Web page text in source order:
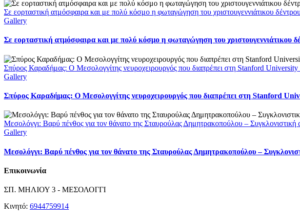
Σε εορταστική ατμόσφαιρα και με πολύ κόσμο η φωταγώγηση του χριστουγεννιάτικου
Gallery
Σε εορταστική ατμόσφαιρα και με πολύ κόσμο η φωταγώγηση του χριστουγεννιάτικου
Σπύρος Καραδήμας: Ο Μεσολογγίτης νευροχειρουργός που διαπρέπει στη Stanford
Gallery
Σπύρος Καραδήμας: Ο Μεσολογγίτης νευροχειρουργός που διαπρέπει στη Stanford
Μεσολόγγι: Βαρύ πένθος για τον θάνατο της Σταυρούλας Δημητρακοπούλου –
Gallery
Μεσολόγγι: Βαρύ πένθος για τον θάνατο της Σταυρούλας Δημητρακοπούλου –
Επικοινωνία
ΣΠ. ΜΗΛΙΟΥ 3 - ΜΕΣΟΛΟΓΓΙ
Κινητό: 6944759914